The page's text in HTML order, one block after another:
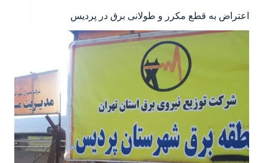
اعتراض به قطع مکرر و طولانی برق در پردیس